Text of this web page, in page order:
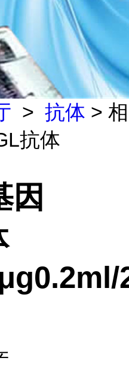
> 抗体 > 相
抗体
因